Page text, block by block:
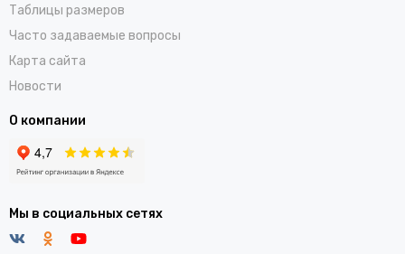
Таблицы размеров
Часто задаваемые вопросы
Карта сайта
Новости
О компании
Мы в социальных сетях